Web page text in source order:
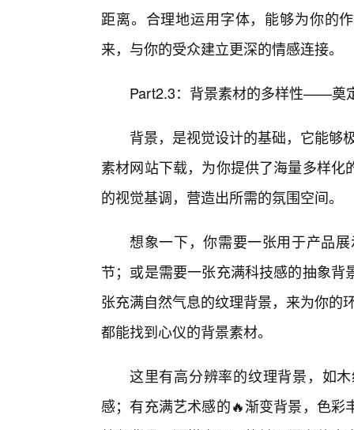
距离。合理地运用字体，能够为你的
来，与你的受众建立更深的情感连接。
Part2.3：背景素材的多样性——奠
背景，是视觉设计的基础，它能够
素材网站下载，为你提供了海量多样
的视觉基调，营造出所需的氛围空间。
想象一下，你需要一张用于产品
节；或是需要一张充满科技感的抽象
张充满自然气息的纹理背景，来为你的
都能找到心仪的背景素材。
这里有高分辨率的纹理背景，如
感；有充满艺术感的🔥渐变背景，色